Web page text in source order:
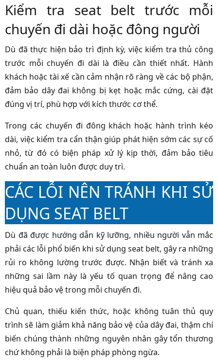
Kiểm tra seat belt trước mỗi
chuyến đi dài hoặc đông người
Dù đã thực hiện bảo trì định kỳ, việc kiểm tra thủ công
trước mỗi chuyến đi dài là điều cần thiết nhất. Hành
khách hoặc tài xế cần cảm nhận rõ ràng về các bộ phận,
đảm bảo dây đai không bị kẹt hoặc mắc cứng, cài đặt
đúng vị trí, phù hợp với kích thước cơ thể.
Trong các chuyến đi đông khách hoặc hành trình kéo
dài, việc kiểm tra cẩn thận giúp phát hiện sớm các sự cố
nhỏ, từ đó có biện pháp xử lý kịp thời, đảm bảo tiêu
chuẩn an toàn luôn được duy trì.
CÁC LỖI NÊN TRÁNH KHI SỬ
DỤNG SEAT BELT
Dù đã được hướng dẫn kỹ lưỡng, nhiều người vẫn mắc
phải các lỗi phổ biến khi sử dụng seat belt, gây ra những
rủi ro không lường trước được. Nhận biết và tránh xa
những sai lầm này là yếu tố quan trọng để nâng cao
hiệu quả bảo vệ trong mỗi chuyến đi.
Chủ quan, thiếu kiến thức, hoặc không tuân thủ quy
trình sẽ làm giảm khả năng bảo vệ của dây đai, thậm chí
biến chúng thành những nguyên nhân gây tổn thương
chứ không phải là biện pháp phòng ngừa.